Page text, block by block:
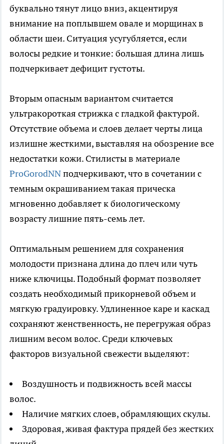
буквально тянут лицо вниз, акцентируя
внимание на поплывшем овале и морщинах в
области шеи. Ситуация усугубляется, если
волосы редкие и тонкие: большая длина лишь
подчеркивает дефицит густоты.
Вторым опасным вариантом считается
ультракороткая стрижка с гладкой фактурой.
Отсутствие объема и слоев делает черты лица
излишне жесткими, выставляя на обозрение все
недостатки кожи. Стилисты в материале
ProGorodNNподчеркивают, что в сочетании с
темным окрашиванием такая прическа
мгновенно добавляет к биологическому
возрасту лишние пять-семь лет.
Оптимальным решением для сохранения
молодости признана длина до плеч или чуть
ниже ключицы. Подобный формат позволяет
создать необходимый прикорневой объем и
мягкую градуировку. Удлиненное каре и каскад
сохраняют женственность, не перегружая образ
лишним весом волос. Среди ключевых
факторов визуальной свежести выделяют:
Воздушность и подвижность всей массы
волос.
Наличие мягких слоев, обрамляющих скулы.
Здоровая, живая фактура прядей без жестких